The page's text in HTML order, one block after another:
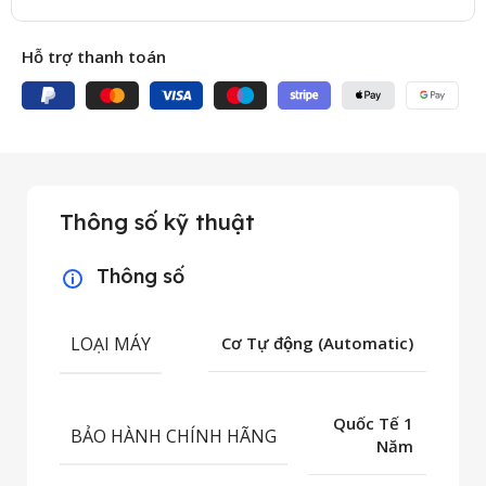
Hỗ trợ thanh toán
Thông số kỹ thuật
Thông số
LOẠI MÁY Cơ Tự động (Automatic)
BẢO HÀNH CHÍNH HÃNG
Quốc Tế 1
Năm